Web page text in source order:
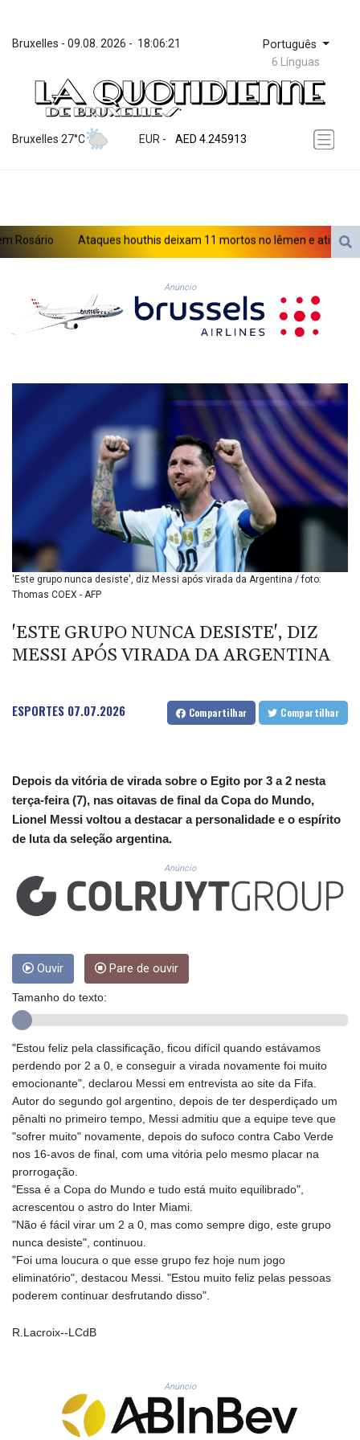
Bruxelles - 09.08. 2026 - 18:06:21 Português
6 Línguas
Bruxelles 27°C EUR -
ZWL 372.275202
AED 4.245913
AFN 76.887634
ARS 1724.882567
AUD 1.638747
AZN 1.97002
BAM 1.955776
BBD 2.321671
BDT 142.688227
BMD 1.156136
BND 1.477082
BOB 13.69983
BRL 5.876989
BSD 1.152686
BTN 109.688637
BWP 15.558807
BYN 3.432357
BYR 22660.258427
BZD 2.318271
CAD 1.612983
CDF 2615.761404
CLP 1055.916879
CNY 7.801146
CRC 523.993489
CUC 1.156136
CZK 24.258158
DJF 205.267449
DKK 7.477932
DOP 67.289164
EGP 57.293288
ERN 17.342035
ETB 186.049588
GBP 0.858527
GEL 3.017966
GGP 0.857252
GIP 0.857252
GMD 84.980421
GNF 10123.874202
GTQ 8.794891
GYD 241.157003
HKD 9.066767
HNL 30.895616
HRK 7.536622
HTG 150.718127
HUF 363.096405
IDR 20580.370421
IMP 0.857252
INR 110.076256
IQD 1509.981237
IRR
JPY 182.445186
KES 149.158147
KGS 101.104505
Ataques houthis deixam 11 mortos no Iêmen e atingem
Anúncio
'Este grupo nunca desiste', diz Messi após virada da Argentina / foto:
Thomas COEX - AFP
'ESTE GRUPO NUNCA DESISTE', DIZ
MESSI APÓS VIRADA DA ARGENTINA
ESPORTES 07.07.2026 Compartilhar Compartilhar
Depois da vitória de virada sobre o Egito por 3 a 2 nesta
terça-feira (7), nas oitavas de final da Copa do Mundo,
Lionel Messi voltou a destacar a personalidade e o espírito
de luta da seleção argentina.
Anúncio
Ouvir Pare de ouvir
Tamanho do texto:
"Estou feliz pela classificação, ficou difícil quando estávamos
perdendo por 2 a 0, e conseguir a virada novamente foi muito
emocionante", declarou Messi em entrevista ao site da Fifa.
Autor do segundo gol argentino, depois de ter desperdiçado um
pênalti no primeiro tempo, Messi admitiu que a equipe teve que
"sofrer muito" novamente, depois do sufoco contra Cabo Verde
nos 16-avos de final, com uma vitória pelo mesmo placar na
prorrogação.
"Essa é a Copa do Mundo e tudo está muito equilibrado",
acrescentou o astro do Inter Miami.
"Não é fácil virar um 2 a 0, mas como sempre digo, este grupo
nunca desiste", continuou.
"Foi uma loucura o que esse grupo fez hoje num jogo
eliminatório", destacou Messi. "Estou muito feliz pelas pessoas
poderem continuar desfrutando disso".
R.Lacroix--LCdB
Anúncio